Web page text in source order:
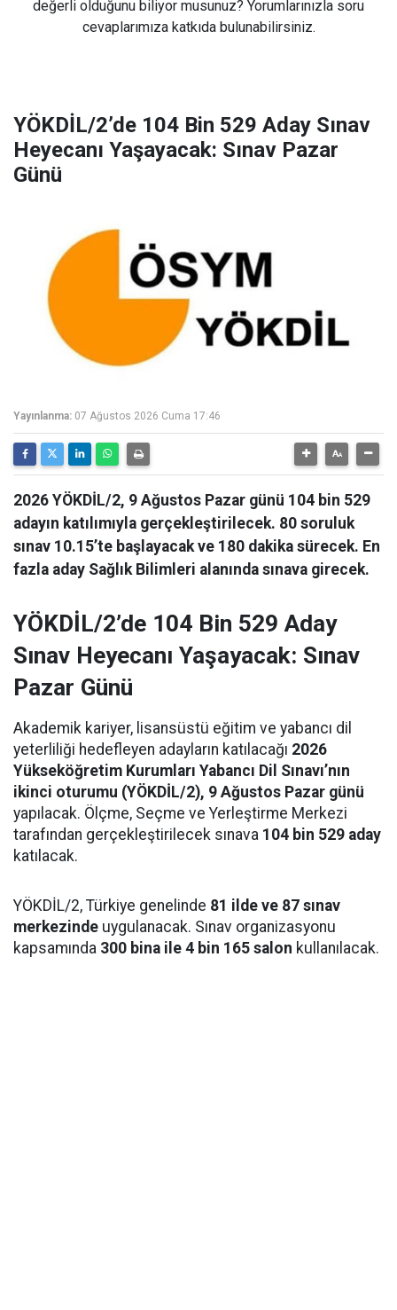
değerli olduğunu biliyor musunuz? Yorumlarınızla soru
cevaplarımıza katkıda bulunabilirsiniz.
YÖKDİL/2’de 104 Bin 529 Aday Sınav
Heyecanı Yaşayacak: Sınav Pazar
Günü
Yayınlanma: 07 Ağustos 2026 Cuma 17:46
2026 YÖKDİL/2, 9 Ağustos Pazar günü 104 bin 529
adayın katılımıyla gerçekleştirilecek. 80 soruluk
sınav 10.15’te başlayacak ve 180 dakika sürecek. En
fazla aday Sağlık Bilimleri alanında sınava girecek.
YÖKDİL/2’de 104 Bin 529 Aday
Sınav Heyecanı Yaşayacak: Sınav
Pazar Günü
Akademik kariyer, lisansüstü eğitim ve yabancı dil
yeterliliği hedefleyen adayların katılacağı 2026
Yükseköğretim Kurumları Yabancı Dil Sınavı’nın
ikinci oturumu (YÖKDİL/2), 9 Ağustos Pazar günü
yapılacak. Ölçme, Seçme ve Yerleştirme Merkezi
tarafından gerçekleştirilecek sınava 104 bin 529 aday
katılacak.
YÖKDİL/2, Türkiye genelinde 81 ilde ve 87 sınav
merkezinde uygulanacak. Sınav organizasyonu
kapsamında 300 bina ile 4 bin 165 salon kullanılacak.